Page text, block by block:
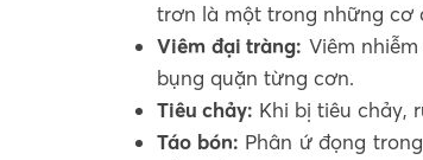
trơn là một trong những cơ
Viêm đại tràng: Viêm
bụng quặn từng cơn.
Tiêu chảy: Khi bị tiêu chảy,
Táo bón: Phân ứ đọng